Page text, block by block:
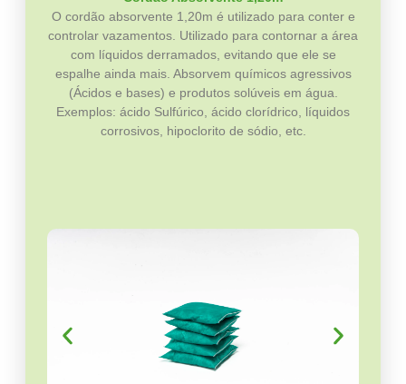
O cordão absorvente 1,20m é utilizado para conter e
controlar vazamentos. Utilizado para contornar a área
com líquidos derramados, evitando que ele se
espalhe ainda mais. Absorvem químicos agressivos
(Ácidos e bases) e produtos solúveis em água.
Exemplos: ácido Sulfúrico, ácido clorídrico, líquidos
corrosivos, hipoclorito de sódio, etc.